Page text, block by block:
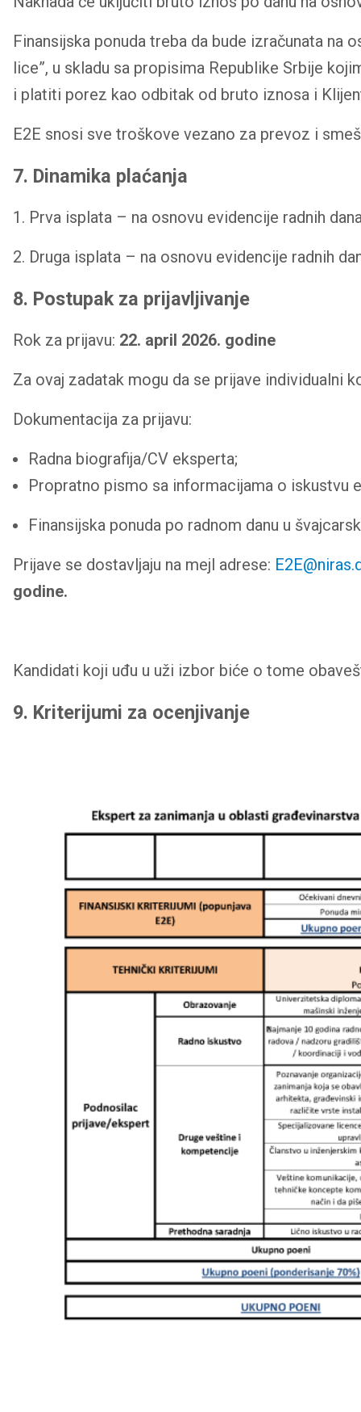
Finansijska ponuda treba da bude izračunata na
lice”, u skladu sa propisima Republike Srbije
i platiti porez kao odbitak od bruto iznosa i
E2E snosi sve troškove vezano za prevoz i
7. Dinamika plaćanja
1. Prva isplata – na osnovu evidencije radnih
2. Druga isplata – na osnovu evidencije radnih
8. Postupak za prijavljivanje
Rok za prijavu: 22. april 2026. godine
Za ovaj zadatak mogu da se prijave individualni
Dokumentacija za prijavu:
Radna biografija/CV eksperta;
Propratno pismo sa informacijama o iskustvu
Finansijska ponuda po radnom danu u
Prijave se dostavljaju na mejl adrese:
godine.
Kandidati koji uđu u uži izbor biće o tome
9. Kriterijumi za ocenjivanje